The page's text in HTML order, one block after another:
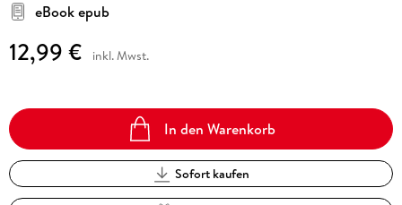
eBook epub
12,99 € inkl. Mwst.
In den Warenkorb
Sofort kaufen